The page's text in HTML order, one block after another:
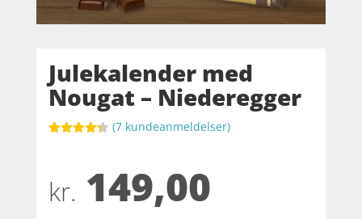
Julekalender med
Nougat – Niederegger
på
kundebedø
(7 kundeanmeldelser)
kr. 149,00